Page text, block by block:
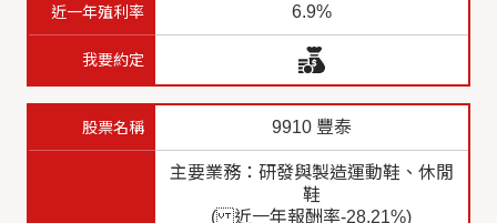
6.9%
9910 豐泰
主要業務：研發與製造運動鞋、休閒
鞋
( 近一年報酬率-28.21%)